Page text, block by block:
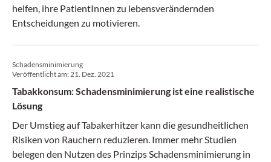
helfen, ihre PatientInnen zu lebensverändernden
Entscheidungen zu motivieren.
Schadensminimierung
Veröffentlicht am:21. Dez. 2021
Tabakkonsum: Schadensminimierung ist eine realistische
Lösung
Der Umstieg auf Tabakerhitzer kann die gesundheitlichen
Risiken von Rauchern reduzieren. Immer mehr Studien
belegen den Nutzen des Prinzips Schadensminimierung in